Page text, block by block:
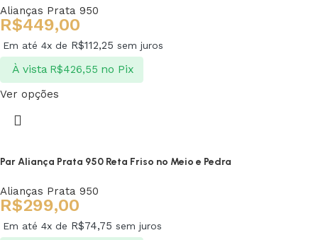
Alianças Prata 950
R$449,00
Em até 4x de R$112,25 sem juros
À vista R$426,55 no Pix
Ver opções
Par Aliança Prata 950 Reta Friso no Meio e Pedra
Alianças Prata 950
R$299,00
Em até 4x de R$74,75 sem juros